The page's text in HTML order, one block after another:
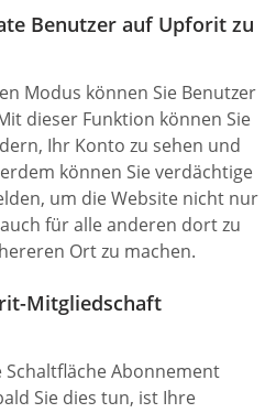
Benutzer auf Upforit zu
Modus können Sie Benutzer
dieser Funktion können Sie
Ihr Konto zu sehen und
können Sie verdächtige
um die Website nicht nur
für alle anderen dort zu
Ort zu machen.
Mitgliedschaft
Schaltfläche Abonnement
Sie dies tun, ist Ihre